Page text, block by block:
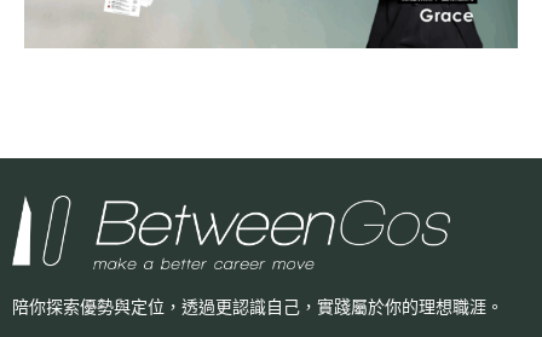
陪你探索優勢與定位，透過更認識自己， 實踐屬於你的理想職涯。